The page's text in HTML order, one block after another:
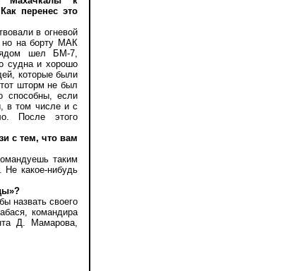
перенес это
в огневой
но на борту МАК
шел БМ-7,
судна и хорошо
которые были
шторм не был
способны, если
в том числе и с
После этого
с тем, что вам
таким
Не какое-нибудь
назвать своего
командира
Д. Мамарова,